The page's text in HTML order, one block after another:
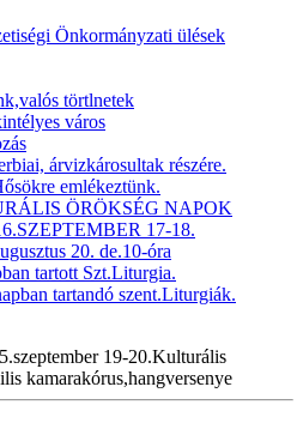
Önkormányzati ülések
törtlnetek
város
árvizkárosultak részére.
emlékeztünk.
ÖRÖKSÉG NAPOK
17-18.
20. de.10-óra
tartott Szt.Liturgia.
tartandó szent.Liturgiák.
19-20.Kulturális
kamarakórus,hangversenye